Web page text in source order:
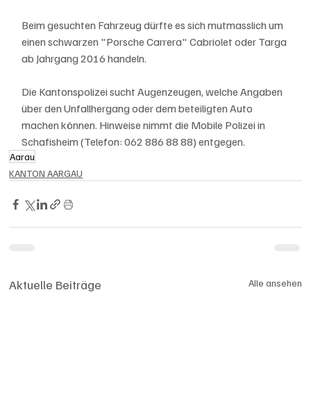
Beim gesuchten Fahrzeug dürfte es sich mutmasslich um
einen schwarzen "Porsche Carrera" Cabriolet oder Targa
ab Jahrgang 2016 handeln.
Die Kantonspolizei sucht Augenzeugen, welche Angaben
über den Unfallhergang oder dem beteiligten Auto
machen können. Hinweise nimmt die Mobile Polizei in
Schafisheim (Telefon: 062 886 88 88) entgegen.
Aarau
KANTON AARGAU
Aktuelle Beiträge Alle ansehen